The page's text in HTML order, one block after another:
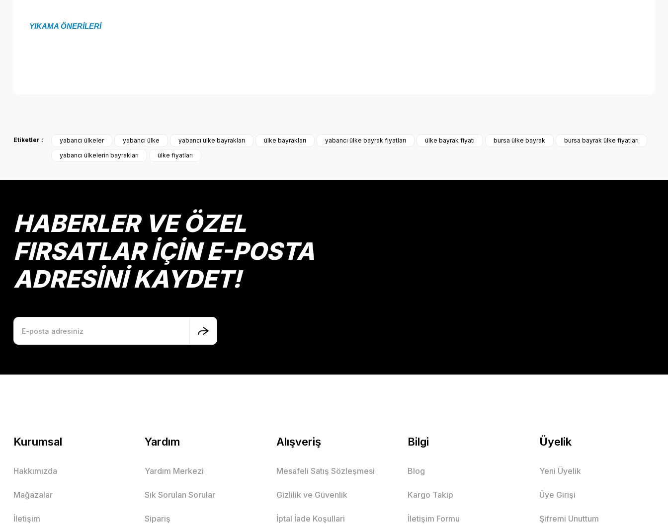
YIKAMA ÖNERİLERİ
Etiketler : yabancı ülkeler yabancı ülke yabancı ülke bayrakları ülke bayrakları yabancı ülke bayrak fiyatları ülke bayrak fiyatı bursa ülke bayrak
bursa bayrak ülke fiyatları
yabancı ülkelerin bayrakları
ülke fiyatları
HABERLER VE ÖZEL
FIRSATLAR İÇİN E-POSTA
ADRESİNİ KAYDET!
Kurumsal
Hakkımızda
Mağazalar
İletişim
Yardım
Yardım Merkezi
Sık Sorulan Sorular
Sipariş
Alışveriş
Mesafeli Satış Sözleşmesi
Gizlilik ve Güvenlik
İptal İade Koşullari
Bilgi
Blog
Kargo Takip
İletişim Formu
Üyelik
Yeni Üyelik
Üye Girişi
Şifremi Unuttum